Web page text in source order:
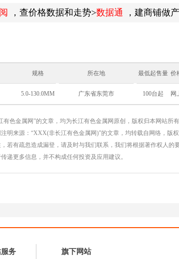
，查价格数据和走势>数据通 ，建商铺做
规格 所在地 最低起售量 价
5.0-130.0MM 广东省东莞市 100台起 网
有色金属网”的文章，均为长江有色金属网原创，版权归本网站所
明来源：“XXX(非长江有色金属网)”的文章，均转载自网络，版权
若有疏忽造成漏登，请及时与我们联系，我们将根据著作权人的
递更多信息，并不构成任何投资及应用建议。
服务 旗下网站